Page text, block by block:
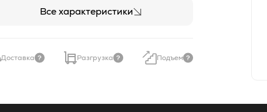
Все характеристики
Доставка Разгрузка Подъем